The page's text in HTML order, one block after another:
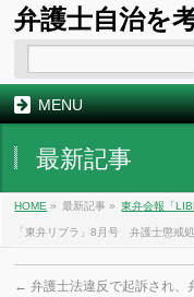
弁護士自治を
MENU
最新記事
HOME » 最新記事 » 東弁会報「
「東弁リブラ」8月号 弁護士懲戒
← 弁護士法違反で起訴され、